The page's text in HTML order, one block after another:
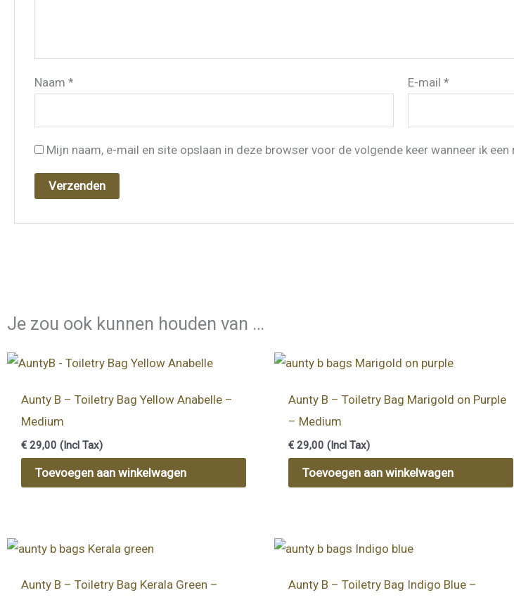
Naam* E-mail*
Mijn naam, e-mail en site opslaan in deze browser voor de volgende keer wanneer ik een
Je zou ook kunnen houden van …
Aunty B – Toiletry Bag Yellow Anabelle –
Medium
€ 29,00 (Incl Tax)
Toevoegen aan winkelwagen
Aunty B – Toiletry Bag Marigold on Purple
– Medium
€ 29,00 (Incl Tax)
Toevoegen aan winkelwagen
Aunty B – Toiletry Bag Kerala Green –
Aunty B – Toiletry Bag Indigo Blue –